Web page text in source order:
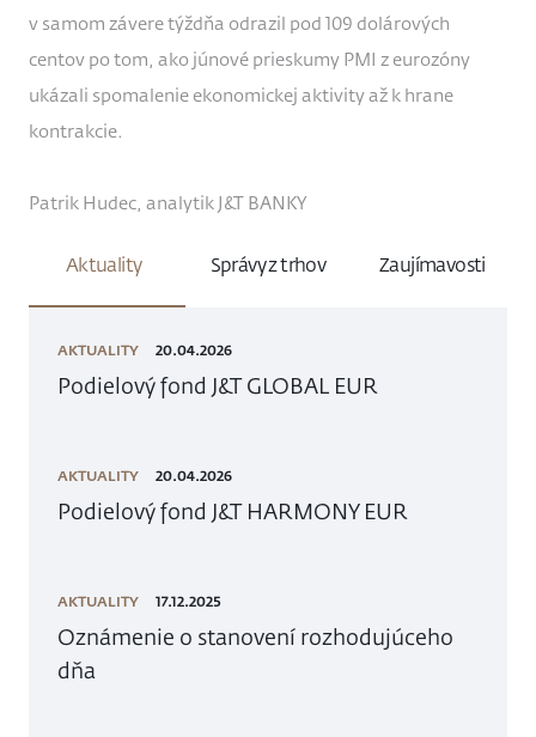
v samom závere týždňa odrazil pod 109 dolárových
centov po tom, ako júnové prieskumy PMI z eurozóny
ukázali spomalenie ekonomickej aktivity až k hrane
kontrakcie.
Patrik Hudec, analytik J&T BANKY
Aktuality Správy z trhov Zaujímavosti
AKTUALITY 20.04.2026
Podielový fond J&T GLOBAL EUR
AKTUALITY 20.04.2026
Podielový fond J&T HARMONY EUR
AKTUALITY 17.12.2025
Oznámenie o stanovení rozhodujúceho
dňa